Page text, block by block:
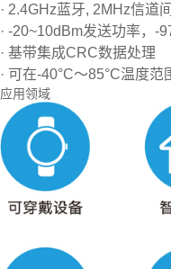
· 2.4GHz蓝牙, 2MHz信道
· -20~10dBm发送功率，-
· 基带集成CRC数据处理
· 可在-40°C～85°C温度范
应用领域